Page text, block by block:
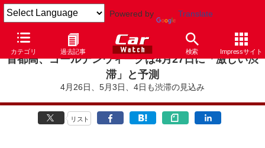
Powered by Translate
カテゴリ 過去記事 検索 Impressサイト
首都高、ゴールデンウィークは4月27日に「激しい渋
滞」と予測
4月26日、5月3日、4日も渋滞の見込み
リスト